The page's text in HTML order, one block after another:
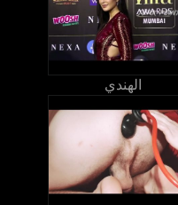
الهندي